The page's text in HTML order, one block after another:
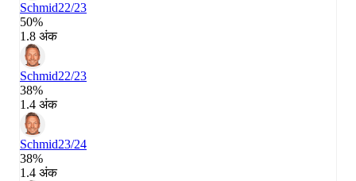
Schmid22/23
50%
1.8 अंक
Schmid22/23
38%
1.4 अंक
Schmid23/24
38%
1.4 अंक